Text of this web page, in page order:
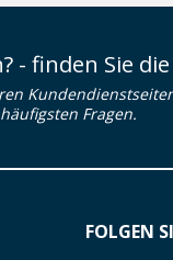
- finden Sie
Fragen.
FOLGEN